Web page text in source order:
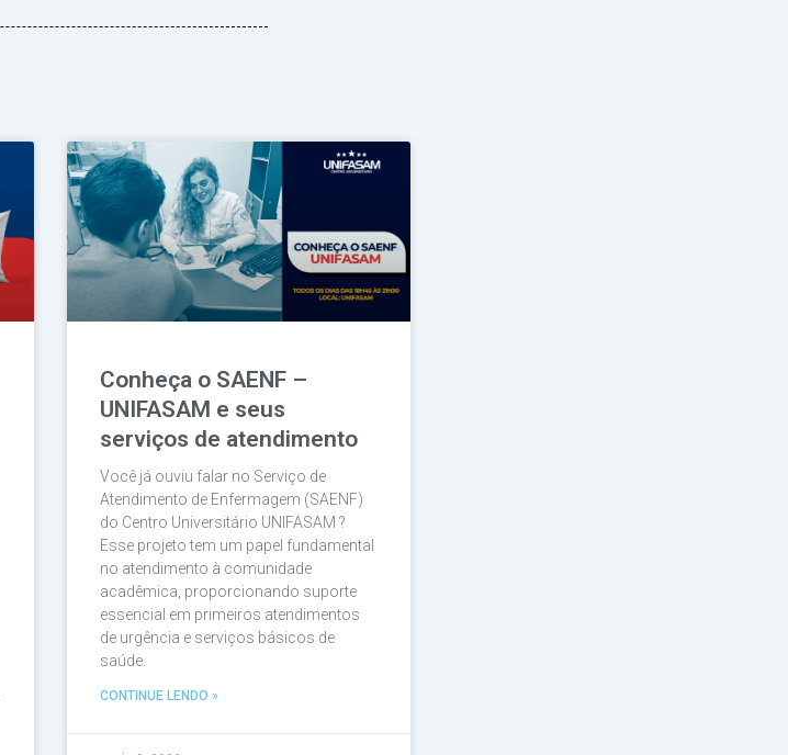
Conheça o SAENF –
UNIFASAM e seus
serviços de atendimento
Você já ouviu falar no Serviço de
Atendimento de Enfermagem (SAENF)
do Centro Universitário UNIFASAM ?
Esse projeto tem um papel fundamental
no atendimento à comunidade
acadêmica, proporcionando suporte
essencial em primeiros atendimentos
de urgência e serviços básicos de
saúde.
CONTINUE LENDO »